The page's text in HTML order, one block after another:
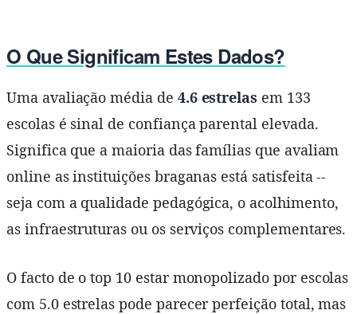
O Que Significam Estes Dados?
Uma avaliação média de 4.6 estrelas em 133
escolas é sinal de confiança parental elevada.
Significa que a maioria das famílias que avaliam
online as instituições braganas está satisfeita --
seja com a qualidade pedagógica, o acolhimento,
as infraestruturas ou os serviços complementares.
O facto de o top 10 estar monopolizado por escolas
com 5.0 estrelas pode parecer perfeição total, mas